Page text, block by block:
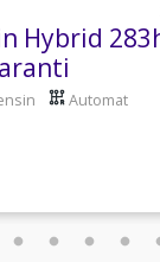
Hybrid
Automat